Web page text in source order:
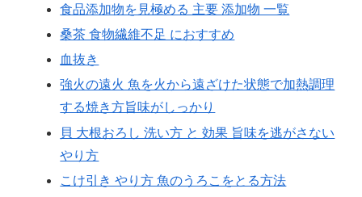
食品添加物を見極める 主要 添加物 一覧
桑茶 食物繊維不足 におすすめ
血抜き
強火の遠火 魚を火から遠ざけた状態で加熱調理
する焼き方旨味がしっかり
貝 大根おろし 洗い方 と 効果 旨味を逃がさない
やり方
こけ引き やり方 魚のうろこをとる方法